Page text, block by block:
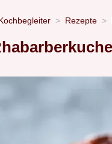
Rezepte